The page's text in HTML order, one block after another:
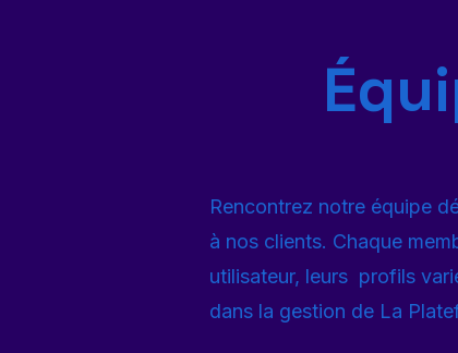
Rencontrez notre équipe
à nos clients. Chaque
utilisateur, leurs profils
dans la gestion de La